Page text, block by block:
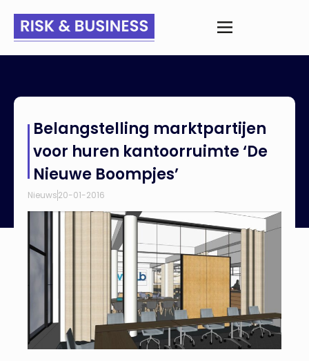
kantoorruimte ‘De Nieuwe Boompjes’
Belangstelling marktpartijen
voor huren kantoorruimte ‘De
Nieuwe Boompjes’
Nieuws20-01-2016